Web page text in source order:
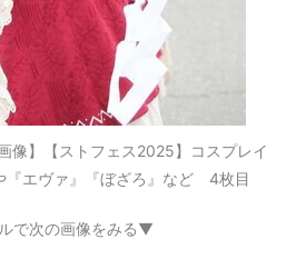
画像】【ストフェス2025】コスプレイ
『エヴァ』『ぼざろ』など 4枚目
で次の画像をみる▼